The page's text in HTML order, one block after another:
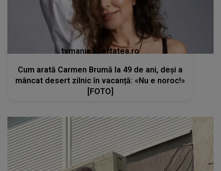
tvmania.libertatea.ro
Cum arată Carmen Brumă la 49 de ani, deși a
mâncat desert zilnic în vacanță: «Nu e noroc!»
[FOTO]